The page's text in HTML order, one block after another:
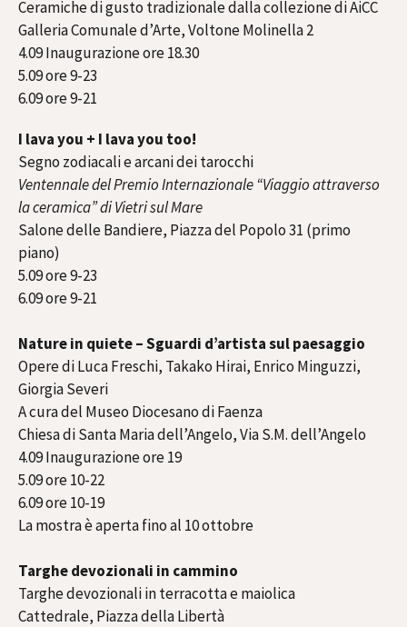
Ceramiche di gusto tradizionale dalla collezione di AiCC
Galleria Comunale d’Arte, Voltone Molinella 2
4.09 Inaugurazione ore 18.30
5.09 ore 9-23
6.09 ore 9-21
I lava you + I lava you too!
Segno zodiacali e arcani dei tarocchi
Ventennale del Premio Internazionale “Viaggio attraverso
la ceramica” di Vietri sul Mare
Salone delle Bandiere, Piazza del Popolo 31 (primo
piano)
5.09 ore 9-23
6.09 ore 9-21
Nature in quiete – Sguardi d’artista sul paesaggio
Opere di Luca Freschi, Takako Hirai, Enrico Minguzzi,
Giorgia Severi
A cura del Museo Diocesano di Faenza
Chiesa di Santa Maria dell’Angelo, Via S.M. dell’Angelo
4.09 Inaugurazione ore 19
5.09 ore 10-22
6.09 ore 10-19
La mostra è aperta fino al 10 ottobre
Targhe devozionali in cammino
Targhe devozionali in terracotta e maiolica
Cattedrale, Piazza della Libertà